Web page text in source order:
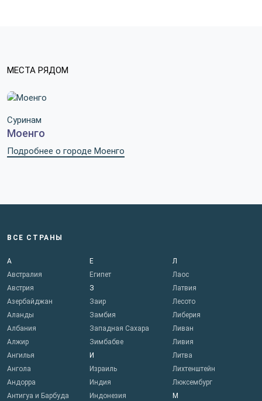
МЕСТА РЯДОМ
Суринам
Моенго
Подробнее о городе Моенго
ВСЕ СТРАНЫ
А
Австралия
Австрия
Азербайджан
Аланды
Албания
Алжир
Ангилья
Ангола
Андорра
Антигуа и Барбуда
Е
Египет
З
Заир
Замбия
Западная Сахара
Зимбабве
И
Израиль
Индия
Индонезия
Л
Лаос
Латвия
Лесото
Либерия
Ливан
Ливия
Литва
Лихтенштейн
Люксембург
М